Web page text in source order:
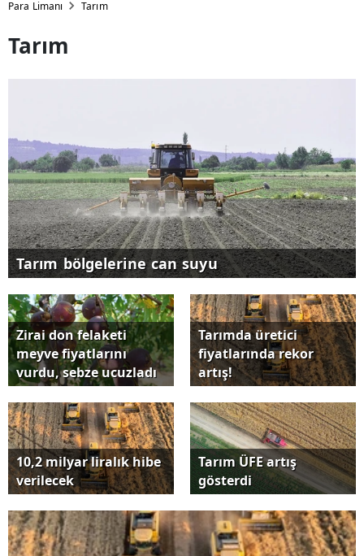
Para Limanı Tarım
Tarım
Tarım bölgelerine can suyu
Zirai don felaketi
meyve fiyatlarını
vurdu, sebze ucuzladı
Tarımda üretici
fiyatlarında rekor
artış!
10,2 milyar liralık hibe
verilecek
Tarım ÜFE artış
gösterdi